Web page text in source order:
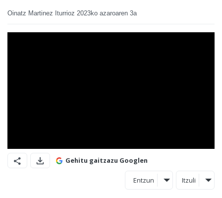
Oinatz Martinez Iturrioz 2023ko azaroaren 3a
Gehitu gaitzazu Googlen
Entzun Itzuli